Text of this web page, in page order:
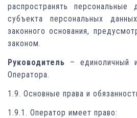
распространять персональные
субъекта персональных
законного основания,
законом.
Руководитель – единоличный
Оператора.
1.9. Основные права и
1.9.1. Оператор имеет право: